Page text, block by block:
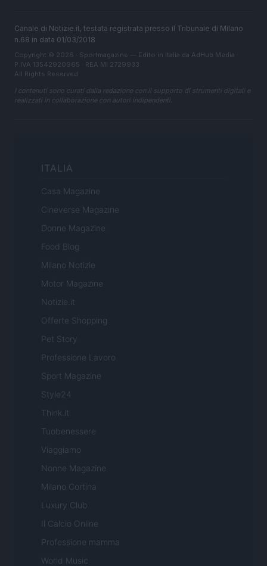
Canale di Notizie.it, testata registrata presso il Tribunale di Milano
n.68 in data 01/03/2018
Copyright © 2026 · Sportmagazine — Edito in Italia da AdHub Media
P.IVA 13542920965 · REA MI 2729933
All Rights Reserved
I contenuti sono curati dalla redazione con il supporto di strumenti digitali e
realizzati in collaborazione con autori indipendenti.
ITALIA
Casa Magazine
Cineverse Magazine
Donne Magazine
Food Blog
Milano Notizie
Motor Magazine
Notizie.it
Offerte Shopping
Pet Story
Professione Lavoro
Sport Magazine
Style24
Think.it
Tuobenessere
Viaggiamo
Nonne Magazine
Milano Cortina
Luxury Club
Il Calcio Online
Professione mamma
World Music